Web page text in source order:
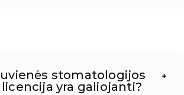
stomatologijos
yra galiojanti?